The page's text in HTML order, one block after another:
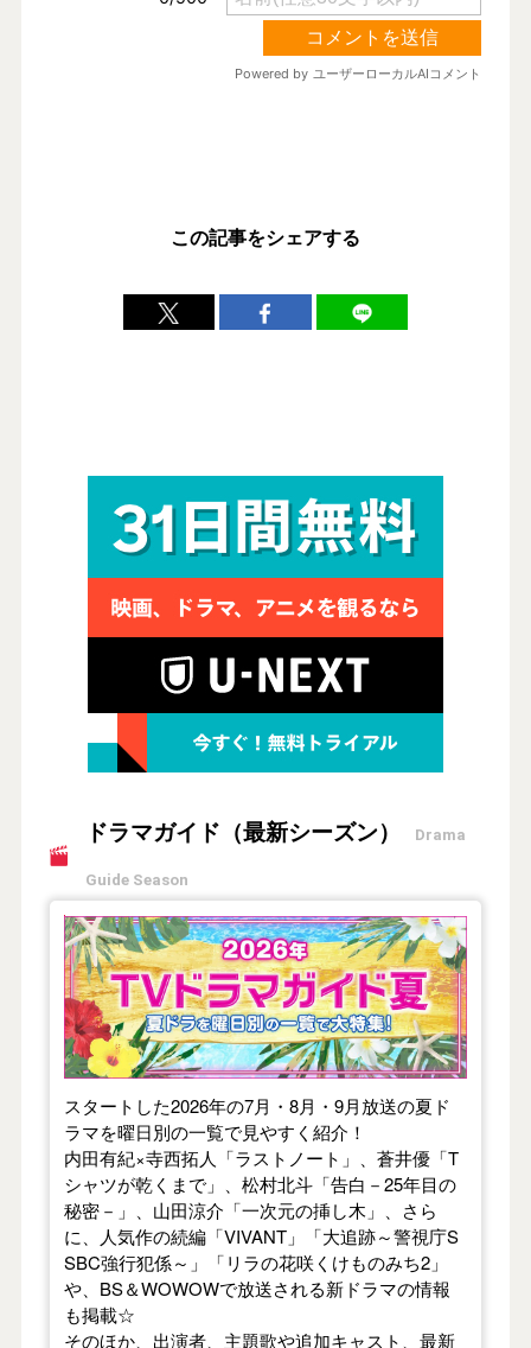
この記事をシェアする
ドラマガイド（最新シーズン） Drama
Guide Season
【2026年夏】TVドラマガイド
スタートした2026年の7月・8月・9月放送の夏ド
ラマを曜日別の一覧で見やすく紹介！
内田有紀×寺西拓人「ラストノート」、蒼井優「T
シャツが乾くまで」、松村北斗「告白－25年目の
秘密－」、山田涼介「一次元の挿し木」、さら
に、人気作の続編「VIVANT」「大追跡～警視庁S
SBC強行犯係～」「リラの花咲くけものみち2」
や、BS＆WOWOWで放送される新ドラマの情報
も掲載☆
そのほか、出演者、主題歌や追加キャスト、最新